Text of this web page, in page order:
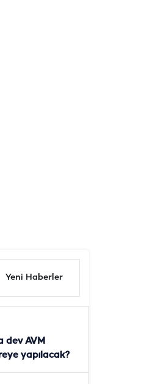
Yeni Haberler
dev AVM
yapılacak?